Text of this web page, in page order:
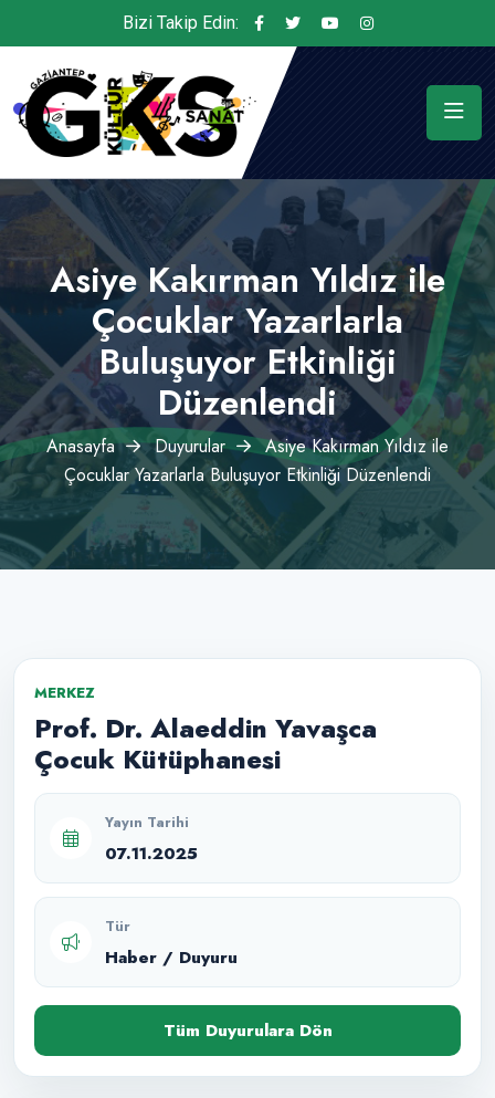
Bizi Takip Edin:
Asiye Kakırman Yıldız ile
Çocuklar Yazarlarla
Buluşuyor Etkinliği
Düzenlendi
Anasayfa Duyurular
Asiye Kakırman Yıldız ile
Çocuklar Yazarlarla Buluşuyor Etkinliği Düzenlendi
MERKEZ
Prof. Dr. Alaeddin Yavaşca
Çocuk Kütüphanesi
Yayın Tarihi
07.11.2025
Tür
Haber / Duyuru
Tüm Duyurulara Dön